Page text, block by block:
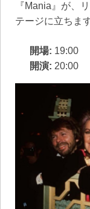
『Mania』が、
テージに立ちます
開場: 19:00
開演: 20:00